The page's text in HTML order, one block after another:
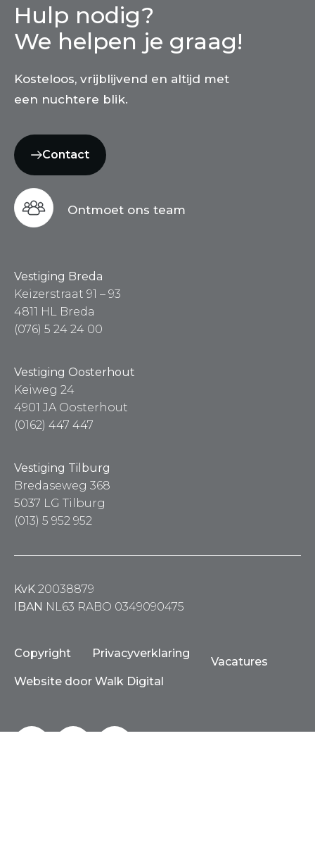
Hulp nodig?
We helpen je graag!
Kosteloos, vrijblijvend en altijd met
een nuchtere blik.
Contact
Ontmoet ons team
Vestiging Breda
Keizerstraat 91 – 93
4811 HL Breda
(076) 5 24 24 00
Vestiging Oosterhout
Keiweg 24
4901 JA Oosterhout
(0162) 447 447
Vestiging Tilburg
Bredaseweg 368
5037 LG Tilburg
(013) 5 952 952
KvK 20038879
IBAN NL63 RABO 0349090475
Copyright Privacyverklaring
Vacatures
Website door Walk Digital